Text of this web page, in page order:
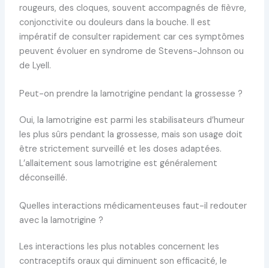
rougeurs, des cloques, souvent accompagnés de fièvre,
conjonctivite ou douleurs dans la bouche. Il est
impératif de consulter rapidement car ces symptômes
peuvent évoluer en syndrome de Stevens-Johnson ou
de Lyell.
Peut-on prendre la lamotrigine pendant la grossesse ?
Oui, la lamotrigine est parmi les stabilisateurs d’humeur
les plus sûrs pendant la grossesse, mais son usage doit
être strictement surveillé et les doses adaptées.
L’allaitement sous lamotrigine est généralement
déconseillé.
Quelles interactions médicamenteuses faut-il redouter
avec la lamotrigine ?
Les interactions les plus notables concernent les
contraceptifs oraux qui diminuent son efficacité, le